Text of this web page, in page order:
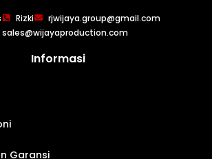
Rizki
rjwijaya.group@gmail.com
sales@wijayaproduction.com
Informasi
Garansi